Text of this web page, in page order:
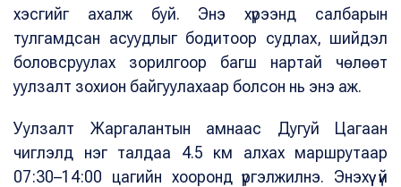
хэсгийг ахалж буй. Энэ хүрээнд салбарын
тулгамдсан асуудлыг бодитоор судлах, шийдэл
боловсруулах зорилгоор багш нартай чөлөөт
уулзалт зохион байгуулахаар болсон нь энэ аж.
Уулзалт Жаргалантын амнаас Дугуй Цагаан
чиглэлд нэг талдаа 4.5 км алхах маршрутаар
07:30–14:00 цагийн хооронд үргэлжилнэ. Энэхүү үй